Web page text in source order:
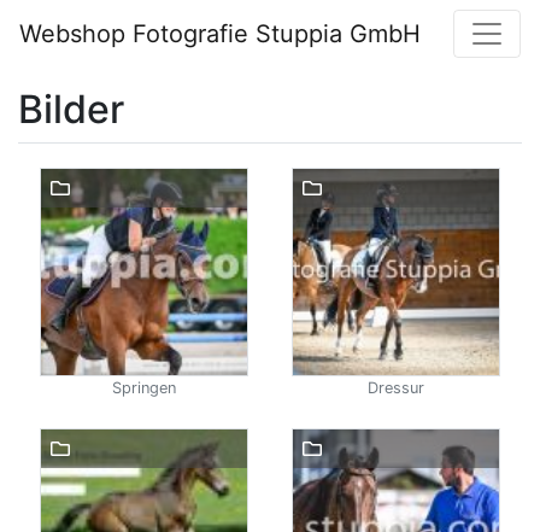
Webshop Fotografie Stuppia GmbH
Bilder
Springen Dressur